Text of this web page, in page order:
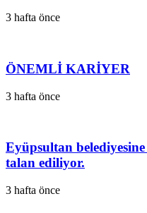
3 hafta önce
ÖNEMLİ KARİYER
3 hafta önce
Eyüpsultan
talan ediliyor.
3 hafta önce